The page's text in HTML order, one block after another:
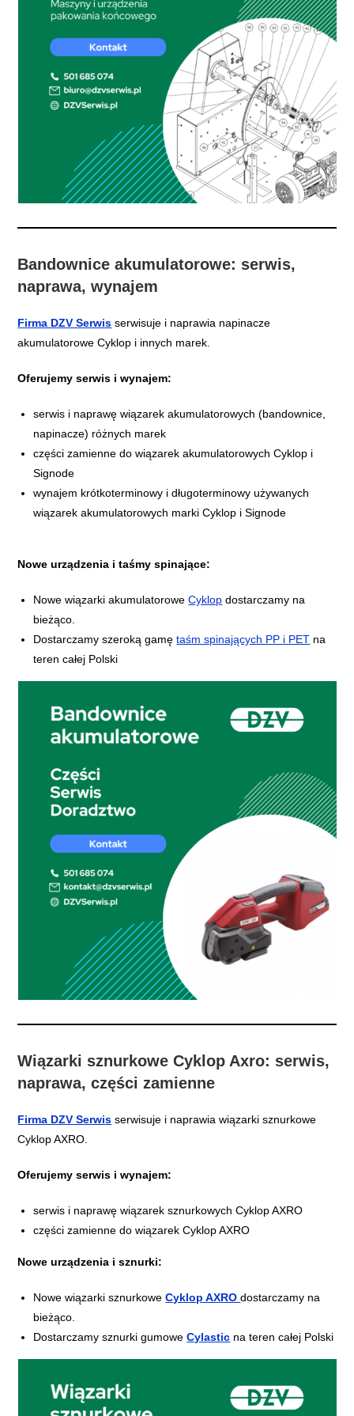
Bandownice akumulatorowe: serwis,
naprawa, wynajem
Firma DZV Serwis serwisuje i naprawia napinacze
akumulatorowe Cyklop i innych marek.
Oferujemy serwis i wynajem:
serwis i naprawę wiązarek akumulatorowych (bandownice,
napinacze) różnych marek
części zamienne do wiązarek akumulatorowych Cyklop i
Signode
wynajem krótkoterminowy i długoterminowy używanych
wiązarek akumulatorowych marki Cyklop i Signode
Nowe urządzenia i taśmy spinające:
Nowe wiązarki akumulatoroweCyklop dostarczamy na
bieżąco.
Dostarczamy szeroką gamętaśm spinających PP i PET na
teren całej Polski
Wiązarki sznurkowe Cyklop Axro: serwis,
naprawa, części zamienne
Firma DZV Serwis serwisuje i naprawia wiązarki sznurkowe
Cyklop AXRO.
Oferujemy serwis i wynajem:
serwis i naprawę wiązarek sznurkowych Cyklop AXRO
części zamienne do wiązarek Cyklop AXRO
Nowe urządzenia i sznurki:
Nowe wiązarki sznurkoweCyklop AXROdostarczamy na
bieżąco.
Dostarczamy sznurki gumoweCylastic na teren całej Polski